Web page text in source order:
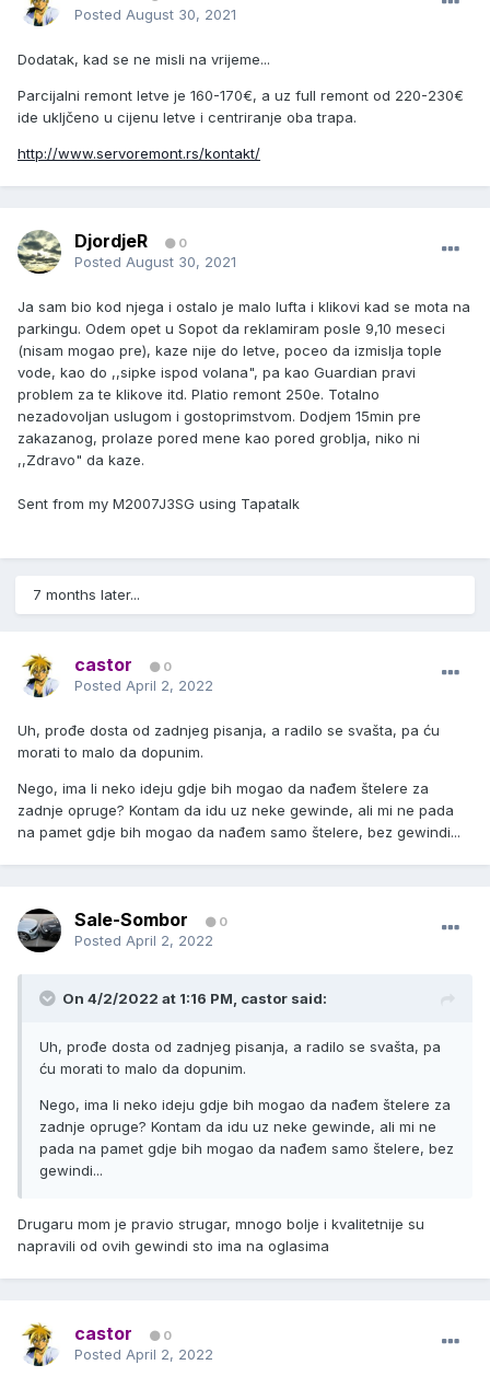
Posted August 30, 2021
Dodatak, kad se ne misli na vrijeme...
Parcijalni remont letve je 160-170€, a uz full remont od 220-230€
ide ukljčeno u cijenu letve i centriranje oba trapa.
http://www.servoremont.rs/kontakt/
DjordjeR 0
Posted August 30, 2021
Ja sam bio kod njega i ostalo je malo lufta i klikovi kad se mota na
parkingu. Odem opet u Sopot da reklamiram posle 9,10 meseci
(nisam mogao pre), kaze nije do letve, poceo da izmislja tople
vode, kao do ,,sipke ispod volana", pa kao Guardian pravi
problem za te klikove itd. Platio remont 250e. Totalno
nezadovoljan uslugom i gostoprimstvom. Dodjem 15min pre
zakazanog, prolaze pored mene kao pored groblja, niko ni
,,Zdravo" da kaze.
Sent from my M2007J3SG using Tapatalk
7 months later...
castor 0
Posted April 2, 2022
Uh, prođe dosta od zadnjeg pisanja, a radilo se svašta, pa ću
morati to malo da dopunim.
Nego, ima li neko ideju gdje bih mogao da nađem štelere za
zadnje opruge? Kontam da idu uz neke gewinde, ali mi ne pada
na pamet gdje bih mogao da nađem samo štelere, bez gewindi...
Sale-Sombor 0
Posted April 2, 2022
On 4/2/2022 at 1:16 PM, castor said:
Uh, prođe dosta od zadnjeg pisanja, a radilo se svašta, pa
ću morati to malo da dopunim.
Nego, ima li neko ideju gdje bih mogao da nađem štelere za
zadnje opruge? Kontam da idu uz neke gewinde, ali mi ne
pada na pamet gdje bih mogao da nađem samo štelere, bez
gewindi...
Drugaru mom je pravio strugar, mnogo bolje i kvalitetnije su
napravili od ovih gewindi sto ima na oglasima
castor 0
Posted April 2, 2022